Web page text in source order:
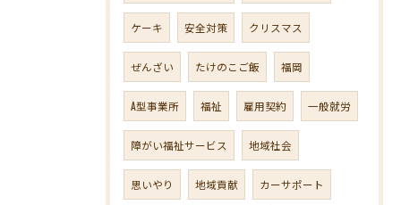
ケーキ 安全対策 クリスマス
ぜんざい たけのこご飯 福岡
A型事業所 福祉 雇用契約 一般就労
障がい福祉サービス 地域社会
思いやり 地域貢献 カーサポート